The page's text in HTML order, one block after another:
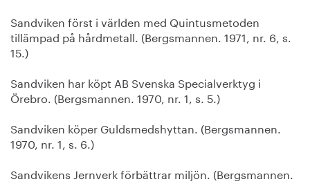
Sandviken först i världen med Quintusmetoden
tillämpad på hårdmetall. (Bergsmannen. 1971, nr. 6, s.
15.)
Sandviken har köpt AB Svenska Specialverktyg i
Örebro. (Bergsmannen. 1970, nr. 1, s. 5.)
Sandviken köper Guldsmedshyttan. (Bergsmannen.
1970, nr. 1, s. 6.)
Sandvikens Jernverk förbättrar miljön. (Bergsmannen.